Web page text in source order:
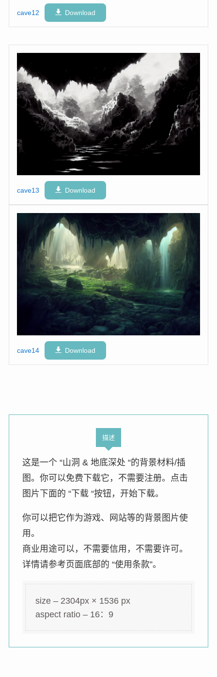
cave12 Download
cave13 Download
cave14 Download
描述
这是一个 “山洞 & 地底深处 “的背景材料/插
图。你可以免费下载它，不需要注册。点击
图片下面的 “下载 “按钮，开始下载。
你可以把它作为游戏、网站等的背景图片使
用。
商业用途可以，不需要信用，不需要许可。
详情请参考页面底部的 “使用条款”。
size – 2304px × 1536 px
aspect ratio – 16：9